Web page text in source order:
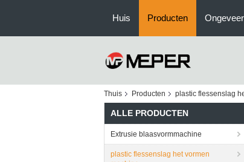
Huis Producten
Thuis Producten plastic flessenslag
ALLE PRODUCTEN
Extrusie blaasvormmachine
plastic flessenslag het vormen